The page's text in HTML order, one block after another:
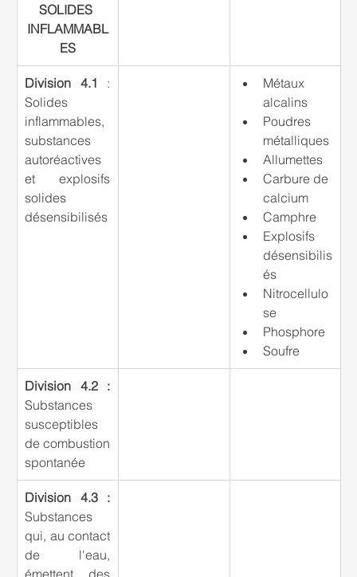
SOLIDES
INFLAMMABL
ES
Division 4.1 :
Solides
inflammables,
substances
autoréactives
et explosifs
solides
désensibilisés
Métaux
alcalins
Poudres
métalliques
Allumettes
Carbure de
calcium
Camphre
Explosifs
désensibilis
és
Nitrocellulo
se
Phosphore
Soufre
Substances
susceptibles
de combustion
spontanée
Division 4.3 :
Substances
qui, au contact
de l'eau,